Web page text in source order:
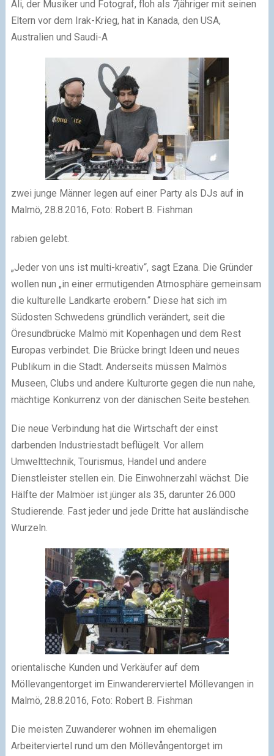
Ali, der Musiker und Fotograf, floh als 7jähriger mit seinen
Eltern vor dem Irak-Krieg, hat in Kanada, den USA,
Australien und Saudi-A
zwei junge Männer legen auf einer Party als DJs auf in
Malmö, 28.8.2016, Foto: Robert B. Fishman
rabien gelebt.
„Jeder von uns ist multi-kreativ“, sagt Ezana. Die Gründer
wollen nun „in einer ermutigenden Atmosphäre gemeinsam
die kulturelle Landkarte erobern.“ Diese hat sich im
Südosten Schwedens gründlich verändert, seit die
Öresundbrücke Malmö mit Kopenhagen und dem Rest
Europas verbindet. Die Brücke bringt Ideen und neues
Publikum in die Stadt. Anderseits müssen Malmös
Museen, Clubs und andere Kulturorte gegen die nun nahe,
mächtige Konkurrenz von der dänischen Seite bestehen.
Die neue Verbindung hat die Wirtschaft der einst
darbenden Industriestadt beflügelt. Vor allem
Umwelttechnik, Tourismus, Handel und andere
Dienstleister stellen ein. Die Einwohnerzahl wächst. Die
Hälfte der Malmöer ist jünger als 35, darunter 26.000
Studierende. Fast jeder und jede Dritte hat ausländische
Wurzeln.
orientalische Kunden und Verkäufer auf dem
Möllevangentorget im Einwandererviertel Möllevangen in
Malmö, 28.8.2016, Foto: Robert B. Fishman
Die meisten Zuwanderer wohnen im ehemaligen
Arbeiterviertel rund um den Möllevångentorget im